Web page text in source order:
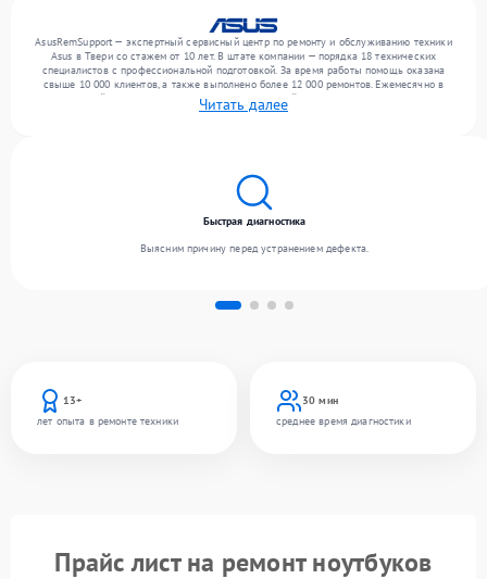
AsusRemSupport — экспертный сервисный центр по ремонту и обслуживанию техники
Asus в Твери со стажем от 10 лет. В штате компании — порядка 18 технических
специалистов с профессиональной подготовкой. За время работы помощь оказана
свыше 10 000 клиентов, а также выполнено более 12 000 ремонтов. Ежемесячно в
сервисный центр поступает более 300 обращений, включая , , . Мы работаем с
широким спектром неисправностей и обеспечиваем надежный результат благодаря
Читать далее
13+
лет опыта в ремонте техники
30 мин
среднее время диагностики
Быстрая диагностика
Выясним причину перед устранением дефекта.
Прайс лист на ремонт ноутбуков